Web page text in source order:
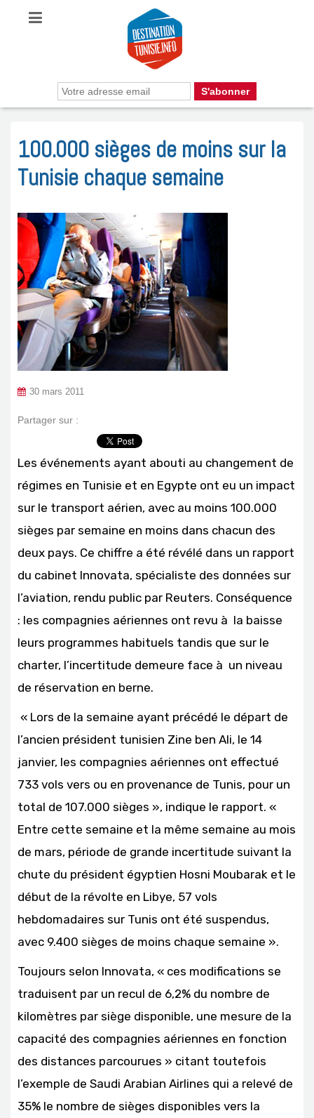
100.000 sièges de moins sur la
Tunisie chaque semaine
30 mars 2011
Partager sur :
Les événements ayant abouti au changement de
régimes en Tunisie et en Egypte ont eu un impact
sur le transport aérien, avec au moins 100.000
sièges par semaine en moins dans chacun des
deux pays. Ce chiffre a été révélé dans un rapport
du cabinet Innovata, spécialiste des données sur
l’aviation, rendu public par Reuters. Conséquence
: les compagnies aériennes ont revu à la baisse
leurs programmes habituels tandis que sur le
charter, l’incertitude demeure face à un niveau
de réservation en berne.
« Lors de la semaine ayant précédé le départ de
l’ancien président tunisien Zine ben Ali, le 14
janvier, les compagnies aériennes ont effectué
733 vols vers ou en provenance de Tunis, pour un
total de 107.000 sièges », indique le rapport. «
Entre cette semaine et la même semaine au mois
de mars, période de grande incertitude suivant la
chute du président égyptien Hosni Moubarak et le
début de la révolte en Libye, 57 vols
hebdomadaires sur Tunis ont été suspendus,
avec 9.400 sièges de moins chaque semaine ».
Toujours selon Innovata, « ces modifications se
traduisent par un recul de 6,2% du nombre de
kilomètres par siège disponible, une mesure de la
capacité des compagnies aériennes en fonction
des distances parcourues » citant toutefois
l’exemple de Saudi Arabian Airlines qui a relevé de
35% le nombre de sièges disponibles vers la